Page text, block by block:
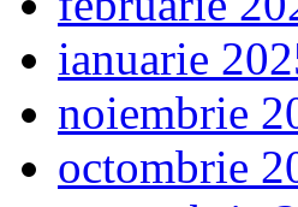
ianuarie
noiembrie
octombrie